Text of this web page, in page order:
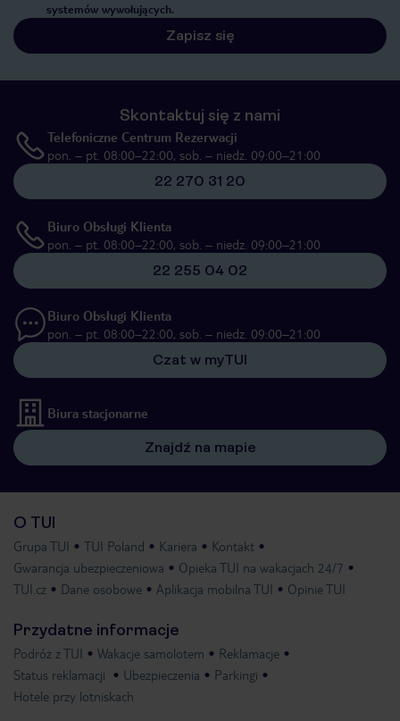
systemów wywołujących.
Zapisz się
Skontaktuj się z nami
Telefoniczne Centrum Rezerwacji
pon. – pt. 08:00–22:00, sob. – niedz. 09:00–21:00
22 270 31 20
Biuro Obsługi Klienta
pon. – pt. 08:00–22:00, sob. – niedz. 09:00–21:00
22 255 04 02
Biuro Obsługi Klienta
pon. – pt. 08:00–22:00, sob. – niedz. 09:00–21:00
Czat w myTUI
Biura stacjonarne
Znajdź na mapie
O TUI
Grupa TUI TUI Poland Kariera
Kontakt
Gwarancja ubezpieczeniowa
Opieka TUI na wakacjach 24/7
TUI.cz
Dane osobowe Aplikacja mobilna TUI Opinie TUI
Przydatne informacje
Podróż z TUI Wakacje samolotem
Reklamacje
Status reklamacji
Ubezpieczenia
Parkingi
Hotele przy lotniskach